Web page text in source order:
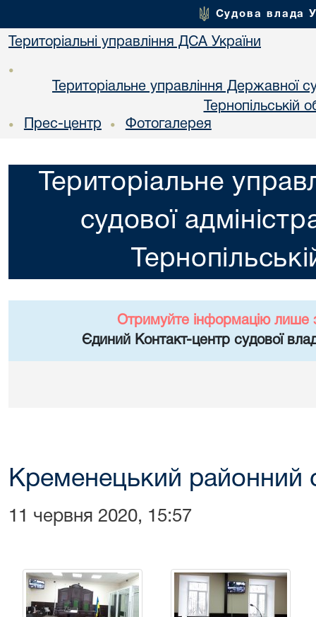
Судова влада
Територіальні управління ДСА України
•
Територіальне управління Державної
Тернопільській
• Прес-центр • Фотогалерея
Територіальне
судової
Отримуйте інформацію лише
Єдиний Контакт-центр судової
Кременецький районний
11 червня 2020, 15:57